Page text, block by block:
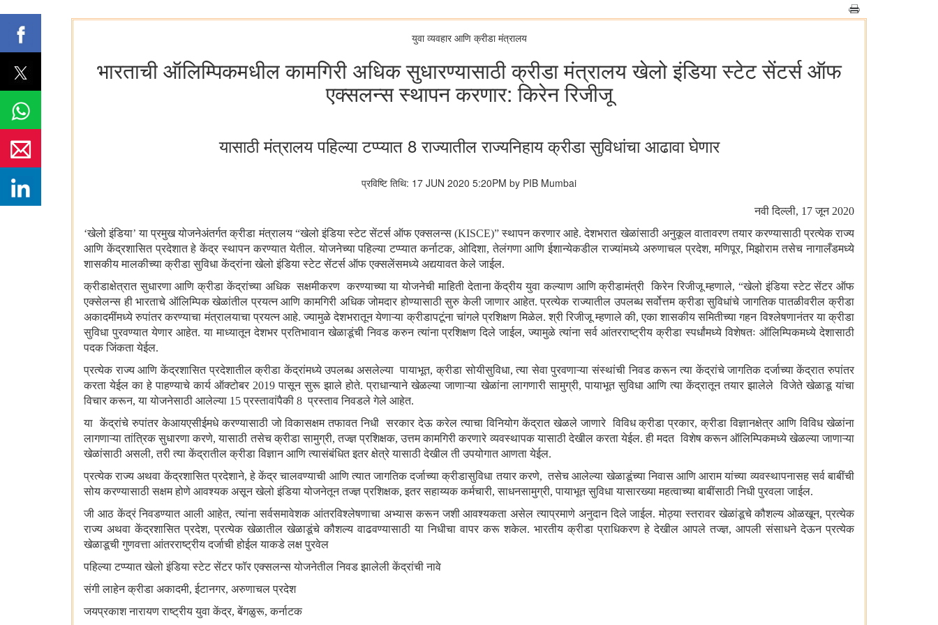
युवा व्यवहार आणि क्रीडा मंत्रालय
भारताची ऑलिम्पिकमधील कामगिरी अधिक सुधारण्यासाठी क्रीडा मंत्रालय खेलो इंडिया स्टेट सेंटर्स ऑफ
एक्सलन्स स्थापन करणार: किरेन रिजीजू
यासाठी मंत्रालय पहिल्या टप्प्यात 8 राज्यातील राज्यनिहाय क्रीडा सुविधांचा आढावा घेणार
प्रविष्टि तिथि: 17 JUN 2020 5:20PM by PIB Mumbai
नवी दिल्ली, 17जून 2020
‘खेलो इंडिया’ या प्रमुख योजनेअंतर्गत क्रीडा मंत्रालय “खेलो इंडिया स्टेट सेंटर्स ऑफ एक्सलन्स (KISCE)” स्थापन करणार आहे. देशभरात खेळांसाठी अनुकूल वातावरण तयार करण्यासाठी प्रत्येक राज्य
आणि केंद्रशासित प्रदेशात हे केंद्र स्थापन करण्यात येतील. योजनेच्या पहिल्या टप्प्यात कर्नाटक, ओदिशा, तेलंगणा आणि ईशान्येकडील राज्यांमध्ये अरुणाचल प्रदेश, मणिपूर, मिझोराम तसेच नागालँडमध्ये
शासकीय मालकीच्या क्रीडा सुविधा केंद्रांना खेलो इंडिया स्टेट सेंटर्स ऑफ एक्सलेंसमध्ये अद्ययावत केले जाईल.
क्रीडाक्षेत्रात सुधारणा आणि क्रीडा केंद्रांच्या अधिक सक्षमीकरण करण्याच्या या योजनेची माहिती देताना केंद्रीय युवा कल्याण आणि क्रीडामंत्री किरेन रिजीजू म्हणाले,“खेलो इंडिया स्टेट सेंटर ऑफ
एक्सेलन्स ही भारताचे ऑलिम्पिक खेळांतील प्रयत्न आणि कामगिरी अधिक जोमदार होण्यासाठी सुरु केली जाणार आहेत. प्रत्येक राज्यातील उपलब्ध सर्वोत्तम क्रीडा सुविधांचे जागतिक पातळीवरील क्रीडा
अकादमींमध्ये रुपांतर करण्याचा मंत्रालयाचा प्रयत्न आहे. ज्यामुळे देशभरातून येणाऱ्या क्रीडापटूंना चांगले प्रशिक्षण मिळेल. श्री रिजीजू म्हणाले की, एका शासकीय समितीच्या गहन विश्लेषणानंतर या क्रीडा
सुविधा पुरवण्यात येणार आहेत. या माध्यातून देशभर प्रतिभावान खेळाडूंची निवड करुन त्यांना प्रशिक्षण दिले जाईल, ज्यामुळे त्यांना सर्व आंतरराष्ट्रीय क्रीडा स्पर्धांमध्ये विशेषतः ऑलिम्पिकमध्ये देशासाठी
पदक जिंकता येईल.
प्रत्येक राज्य आणि केंद्रशासित प्रदेशातील क्रीडा केंद्रांमध्ये उपलब्ध असलेल्या पायाभूत, क्रीडा सोयीसुविधा, त्या सेवा पुरवणाऱ्या संस्थांची निवड करून त्या केंद्रांचे जागतिक दर्जाच्या केंद्रात रुपांतर
करता येईल का हे पाहण्याचे कार्य ऑक्टोबर 2019 पासून सुरू झाले होते. प्राधान्याने खेळल्या जाणाऱ्या खेळांना लागणारी सामुग्री, पायाभूत सुविधा आणि त्या केंद्रातून तयार झालेले विजेते खेळाडू यांचा
विचार करून, या योजनेसाठी आलेल्या 15 प्रस्तावांपैकी 8 प्रस्ताव निवडले गेले आहेत.
या केंद्रांचे रुपांतर केआयएसीईमधे करण्यासाठी जो विकासक्षम तफावत निधी सरकार देऊ करेल त्याचा विनियोग केंद्रात खेळले जाणारे विविध क्रीडा प्रकार, क्रीडा विज्ञानक्षेत्र आणि विविध खेळांना
लागणाऱ्या तांत्रिक सुधारणा करणे, यासाठी तसेच क्रीडा सामुग्री, तज्ज्ञ प्रशिक्षक, उत्तम कामगिरी करणारे व्यवस्थापक यासाठी देखील करता येईल. ही मदत विशेष करून ऑलिम्पिकमध्ये खेळल्या जाणाऱ्या
खेळांसाठी असली, तरी त्या केंद्रातील क्रीडा विज्ञान आणि त्यासंबंधित इतर क्षेत्रे यासाठी देखील ती उपयोगात आणता येईल.
प्रत्येक राज्य अथवा केंद्रशासित प्रदेशाने, हे केंद्र चालवण्याची आणि त्यात जागतिक दर्जाच्या क्रीडासुविधा तयार करणे, तसेच आलेल्या खेळाडूंच्या निवास आणि आराम यांच्या व्यवस्थापनासह सर्व बाबींची
सोय करण्यासाठी सक्षम होणे आवश्यक असून खेलो इंडिया योजनेतून तज्ज्ञ प्रशिक्षक, इतर सहाय्यक कर्मचारी, साधनसामुग्री, पायाभूत सुविधा यासारख्या महत्वाच्या बाबींसाठी निधी पुरवला जाईल.
जी आठ केंद्रं निवडण्यात आली आहेत, त्यांना सर्वसमावेशक आंतरविश्लेषणाचा अभ्यास करून जशी आवश्यकता असेल त्याप्रमाणे अनुदान दिले जाईल. मोठ्या स्तरावर खेळांडूचे कौशल्य ओळखून, प्रत्येक
राज्य अथवा केंद्रशासित प्रदेश, प्रत्येक खेळातील खेळाडूंचे कौशल्य वाढवण्यासाठी या निधीचा वापर करू शकेल. भारतीय क्रीडा प्राधिकरण हे देखील आपले तज्ज्ञ, आपली संसाधने देऊन प्रत्येक
खेळाडूची गुणवत्ता आंतरराष्ट्रीय दर्जाची होईल याकडे लक्ष पुरवेल
पहिल्या टप्प्यात खेलो इंडिया स्टेट सेंटर फॉर एक्सलन्स योजनेतील निवड झालेली केंद्रांची नावे
संगी लाहेन क्रीडा अकादमी, ईटानगर, अरुणाचल प्रदेश
जयप्रकाश नारायण राष्ट्रीय युवा केंद्र, बेंगळुरू, कर्नाटक